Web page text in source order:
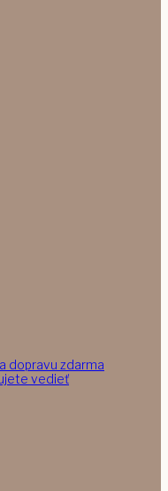
dopravu zdarma
vedieť